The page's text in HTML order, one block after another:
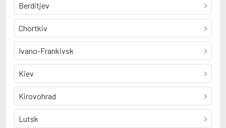
Berditjev
Chortkiv
Ivano-Frankivsk
Kiev
Kirovohrad
Lutsk